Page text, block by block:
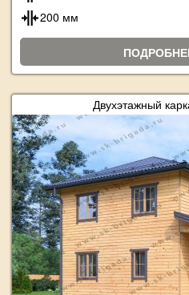
200 мм
Двухэтажный